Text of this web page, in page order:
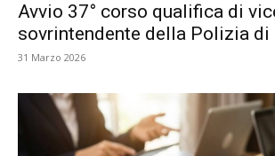
Avvio 37° corso qualifica di
sovrintendente della Polizia di
31 Marzo 2026